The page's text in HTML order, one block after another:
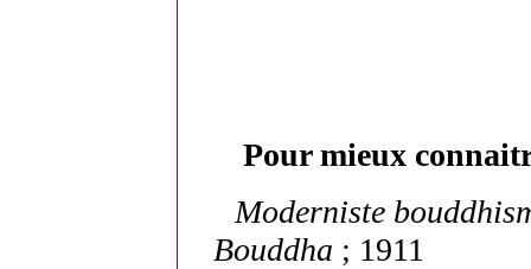
Pour mieux
Moderniste
Bouddha ; 1911